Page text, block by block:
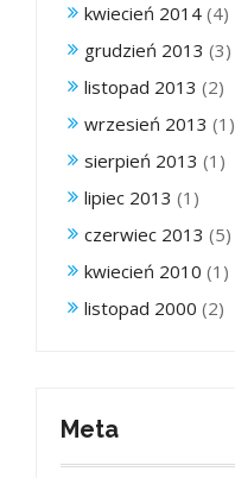
kwiecień 2014 (4)
grudzień 2013 (3)
listopad 2013 (2)
wrzesień 2013 (1)
sierpień 2013 (1)
lipiec 2013 (1)
czerwiec 2013 (5)
kwiecień 2010 (1)
listopad 2000 (2)
Meta